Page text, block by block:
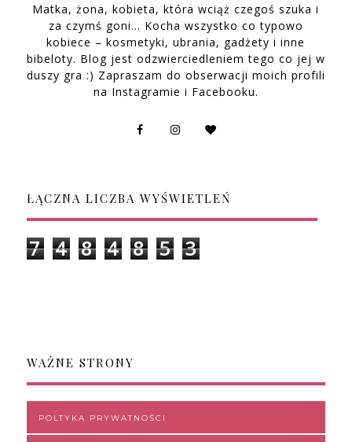
Matka, żona, kobieta, która wciąż czegoś szuka i
za czymś goni… Kocha wszystko co typowo
kobiece – kosmetyki, ubrania, gadżety i inne
bibeloty. Blog jest odzwierciedleniem tego co jej w
duszy gra :) Zapraszam do obserwacji moich profili
na Instagramie i Facebooku.
ŁĄCZNA LICZBA WYŚWIETLEŃ
7 4 8 4 8 5 3
WAŻNE STRONY
POLTYKA PRYWATNOŚCI